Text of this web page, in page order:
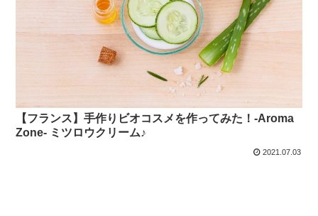
【フランス】手作りビオコスメを作ってみた！-Aroma
Zone- ミツロウクリーム♪
2021.07.03